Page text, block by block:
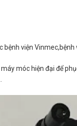
viện Vinmec,bệnh
móc hiện đại để